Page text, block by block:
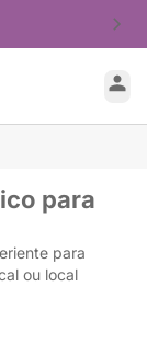
para
para
ou local